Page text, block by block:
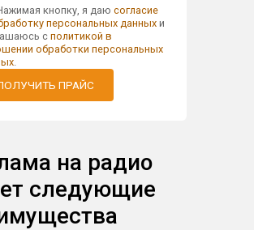
кнопку, я даю согласие
персональных данныхи
с политикой в
обработки персональных
.
ПРАЙС
на радио
следующие